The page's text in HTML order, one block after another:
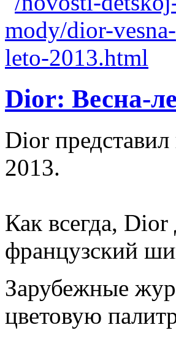
Dior: Весна-
Dior
2013.
Как всегда,
французский
Зарубежные
цветовую